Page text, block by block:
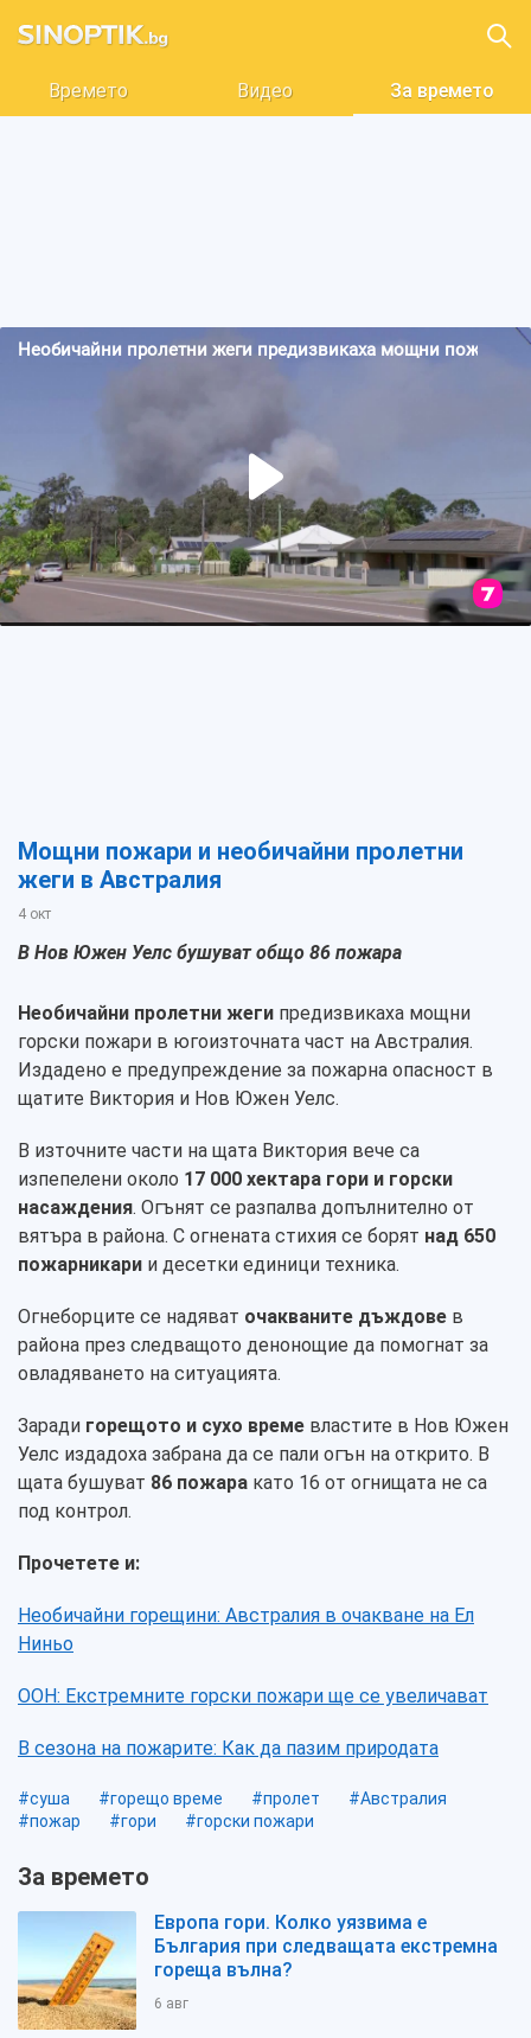
Времето Видео За времето
Мощни пожари и необичайни пролетни
жеги в Австралия
4 окт
В Нов Южен Уелс бушуват общо 86 пожара
Необичайни пролетни жеги предизвикаха мощни
горски пожари в югоизточната част на Австралия.
Издадено е предупреждение за пожарна опасност в
щатите Виктория и Нов Южен Уелс.
В източните части на щата Виктория вече са
изпепелени около 17 000 хектара гори и горски
насаждения. Огънят се разпалва допълнително от
вятъра в района. С огнената стихия се борят над 650
пожарникари и десетки единици техника.
Огнеборците се надяват очакваните дъждове в
района през следващото денонощие да помогнат за
овладяването на ситуацията.
Заради горещото и сухо време властите в Нов Южен
Уелс издадоха забрана да се пали огън на открито. В
щата бушуват 86 пожара като 16 от огнищата не са
под контрол.
Прочетете и:
Необичайни горещини: Австралия в очакване на Ел
Ниньо
ООН: Екстремните горски пожари ще се увеличават
В сезона на пожарите: Как да пазим природата
#суша #горещо време #пролет
#Австралия
#пожар
#гори #горски пожари
За времето
Европа гори. Колко уязвима е
България при следващата екстремна
гореща вълна?
6 авг